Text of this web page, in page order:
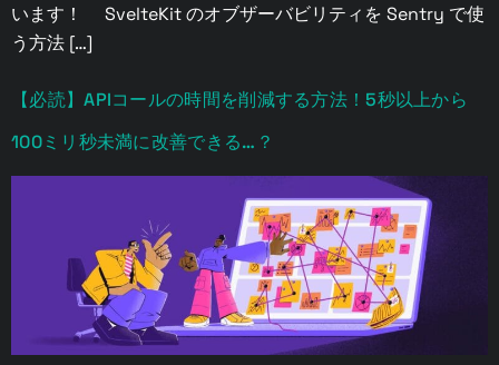
います！ SvelteKit のオブザーバビリティを Sentry で使
う方法 […]
【必読】APIコールの時間を削減する方法！5秒以上から
100ミリ秒未満に改善できる…？